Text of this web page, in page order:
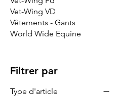
Vet-Wing VD
Vêtements - Gants
World Wide Equine
Filtrer par
Type d'article